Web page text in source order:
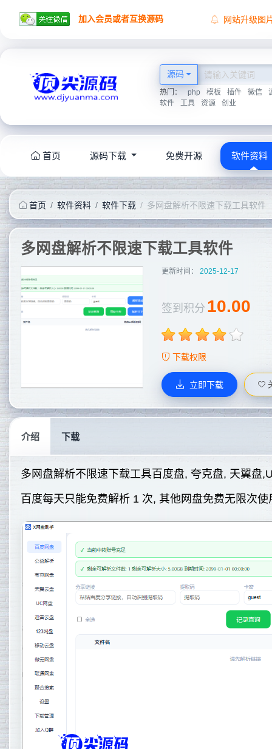
加入会员或者互换源码
网站升级图
源码
热门： php 模板 插件 微信
软件
工具 资源 创业
首页 源码下载 免费开源 软件资料
首页 软件资料 软件下载 多网盘解析不限速下载工具软件
多网盘解析不限速下载工具软件
更新时间： 2025-12-17
签到积分 10.00
下载权限
立即下载
介绍 下载
多网盘解析不限速下载工具百度盘, 夸克盘, 天翼盘
百度每天只能免费解析 1 次, 其他网盘免费无限次使